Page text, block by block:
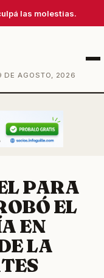
las molestias.
DE AGOSTO, 2026
Menú
PARA
EL
EN
LA